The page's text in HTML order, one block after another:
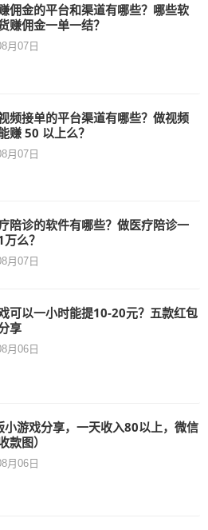
佣金的平台和渠道有哪些？哪些软
赚佣金一单一结？
月07日
频接单的平台渠道有哪些？做视频
赚 50 以上么？
月07日
陪诊的软件有哪些？做医疗陪诊一
么？
月07日
可以一小时能提10-20元？五款红包
享
月06日
小游戏分享，一天收入80以上，微信
款图）
月06日